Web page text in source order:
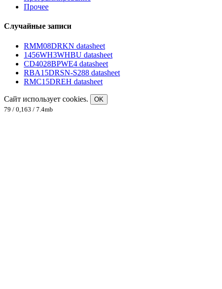
Прочее
Случайные записи
RMM08DRKN datasheet
1456WH3WHBU datasheet
CD4028BPWE4 datasheet
RBA15DRSN-S288 datasheet
RMC15DREH datasheet
Сайт использует cookies.
OK
79 / 0,163 / 7.4mb